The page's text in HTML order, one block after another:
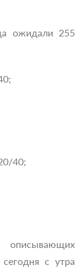
ожидали 255
40;
с утра